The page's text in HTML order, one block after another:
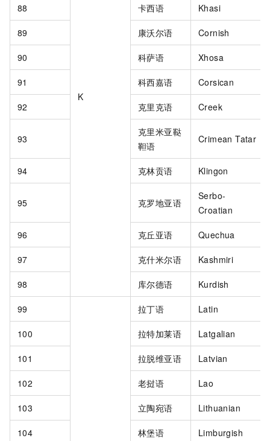
K
88 卡西语 Khasi
89 康沃尔语 Cornish
90 科萨语 Xhosa
91 科西嘉语 Corsican
92 克里克语 Creek
93
克里米亚鞑
靼语
Crimean Tatar
94 克林贡语 Klingon
95 克罗地亚语
Serbo-
Croatian
96 克丘亚语 Quechua
97 克什米尔语 Kashmiri
98 库尔德语 Kurdish
99 拉丁语 Latin
100 拉特加莱语 Latgalian
101 拉脱维亚语 Latvian
102 老挝语 Lao
103 立陶宛语 Lithuanian
104 林堡语 Limburgish